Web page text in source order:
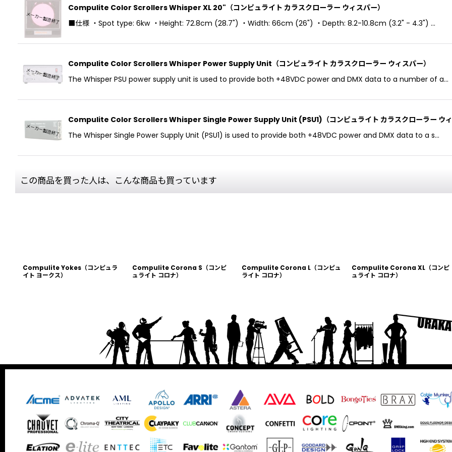
Compulite Color Scrollers Whisper XL 20"（コンピュライト カラスクローラー ウィスパー）
■仕様 ・Spot type: 6kw ・Height: 72.8cm (28.7") ・Width: 66cm (26") ・Depth: 8.2-10.8cm (3.2" - 4.3") …
Compulite Color Scrollers Whisper Power Supply Unit（コンピュライト カラスクローラー ウィスパー）
The Whisper PSU power supply unit is used to provide both +48VDC power and DMX data to a number of a…
Compulite Color Scrollers Whisper Single Power Supply Unit (PSU1)（コンピュライト カラスクローラー ウィ
The Whisper Single Power Supply Unit (PSU1) is used to provide both +48VDC power and DMX data to a s…
この商品を買った人は、こんな商品も買っています
Compulite Yokes（コンピュラ
イト ヨークス）
Compulite Corona S（コンピ
ュライト コロナ）
Compulite Corona L（コンピュ
ライト コロナ）
Compulite Corona XL（コンピ
ュライト コロナ）